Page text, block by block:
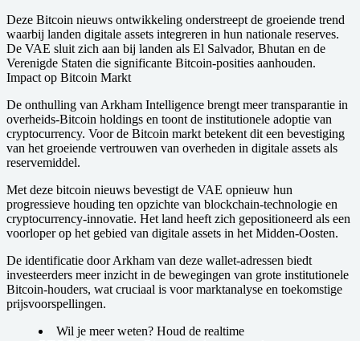
Deze Bitcoin nieuws ontwikkeling onderstreept de groeiende trend
waarbij landen digitale assets integreren in hun nationale reserves.
De VAE sluit zich aan bij landen als El Salvador, Bhutan en de
Verenigde Staten die significante Bitcoin-posities aanhouden.
Impact op Bitcoin Markt
De onthulling van Arkham Intelligence brengt meer transparantie in
overheids-Bitcoin holdings en toont de institutionele adoptie van
cryptocurrency. Voor de Bitcoin markt betekent dit een bevestiging
van het groeiende vertrouwen van overheden in digitale assets als
reservemiddel.
Met deze bitcoin nieuws bevestigt de VAE opnieuw hun
progressieve houding ten opzichte van blockchain-technologie en
cryptocurrency-innovatie. Het land heeft zich gepositioneerd als een
voorloper op het gebied van digitale assets in het Midden-Oosten.
De identificatie door Arkham van deze wallet-adressen biedt
investeerders meer inzicht in de bewegingen van grote institutionele
Bitcoin-houders, wat cruciaal is voor marktanalyse en toekomstige
prijsvoorspellingen.
Wil je meer weten? Houd de realtime